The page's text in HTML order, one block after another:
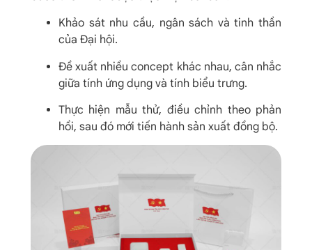
Khảo sát nhu cầu, ngân sách và tinh thần
của Đại hội.
Đề xuất nhiều concept khác nhau, cân nhắc
giữa tính ứng dụng và tính biểu trưng.
Thực hiện mẫu thử, điều chỉnh theo phản
hồi, sau đó mới tiến hành sản xuất đồng bộ.